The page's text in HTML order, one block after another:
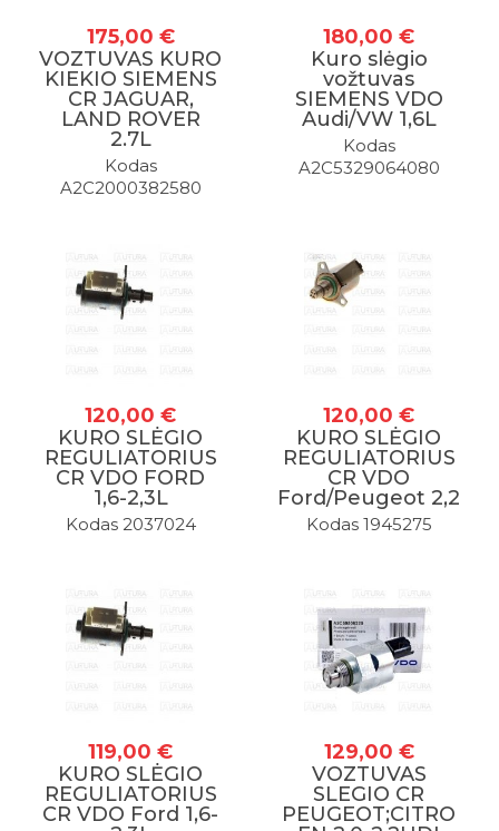
175,00 €
VOZTUVAS KURO
KIEKIO SIEMENS
CR JAGUAR,
LAND ROVER
2.7L
Kodas
A2C2000382580
180,00 €
Kuro slėgio
vožtuvas
SIEMENS VDO
Audi/VW 1,6L
Kodas
A2C5329064080
120,00 €
KURO SLĖGIO
REGULIATORIUS
CR VDO FORD
1,6-2,3L
Kodas 2037024
120,00 €
KURO SLĖGIO
REGULIATORIUS
CR VDO
Ford/Peugeot 2,2
Kodas 1945275
119,00 €
KURO SLĖGIO
REGULIATORIUS
CR VDO Ford 1,6-
129,00 €
VOZTUVAS
SLEGIO CR
PEUGEOT;CITRO
Prenumeruokite
mūsų naujienlaiškį
Sužinokite apie specialius pasiūlymus